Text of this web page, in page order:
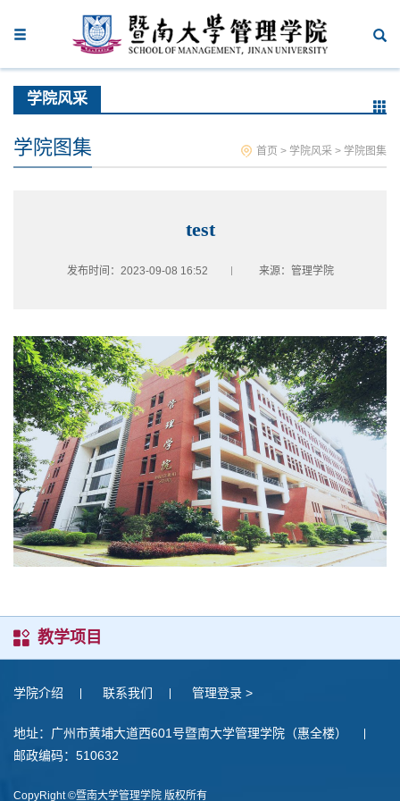
学院风采
学院图集 首页 > 学院风采 > 学院图集
test
发布时间：2023-09-08 16:52 来源：管理学院
教学项目
学院介绍 联系我们 管理登录 >
地址：广州市黄埔大道西601号暨南大学管理学院（惠全楼）
邮政编码：510632
CopyRight ©暨南大学管理学院 版权所有